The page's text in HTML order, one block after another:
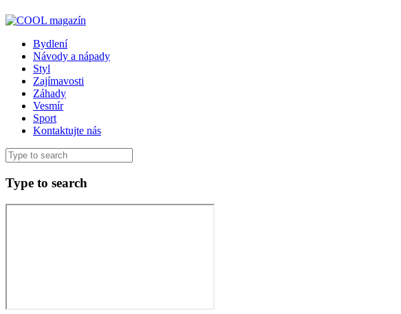
Bydlení
Návody a nápady
Styl
Zajímavosti
Záhady
Vesmír
Sport
Kontaktujte nás
Type to search